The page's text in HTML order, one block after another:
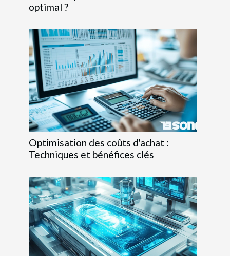
optimal ?
Optimisation des coûts d'achat :
Techniques et bénéfices clés